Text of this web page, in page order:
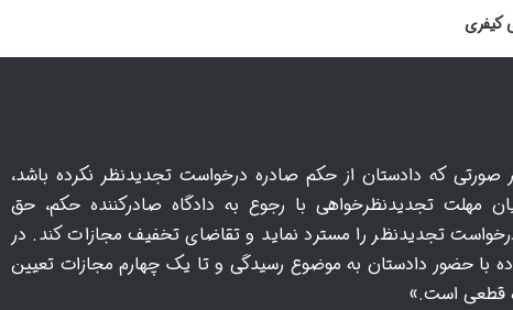
که دادستان از حکم صادره درخواست تجدیدنظر نکرده باشد،
مهلت تجدیدنظرخواهی با رجوع به دادگاه صادرکننده حکم، حق
تجدیدنظر را مسترد نماید و تقاضای تخفیف مجازات کند. در
با حضور دادستان به موضوع رسیدگی و تا یک چهارم مجازات تعیین
قطعی است.»